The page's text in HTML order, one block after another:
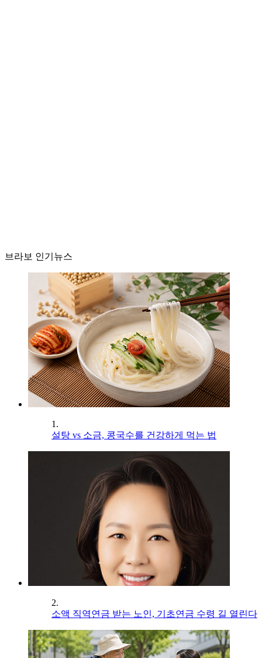
브라보 인기뉴스
1.
설탕 vs 소금, 콩국수를 건강하게 먹는 법
2.
소액 직역연금 받는 노인, 기초연금 수령 길 열린다